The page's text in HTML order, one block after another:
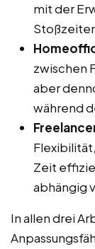
mit der
zwischen
aber
während
Zeit
abhängig
In allen drei